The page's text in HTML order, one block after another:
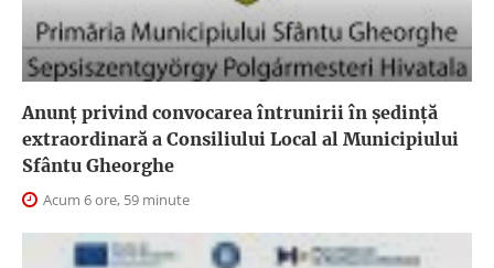
Anunţ privind convocarea întrunirii în şedinţă
extraordinară a Consiliului Local al Municipiului
Sfântu Gheorghe
Acum 6 ore, 59 minute